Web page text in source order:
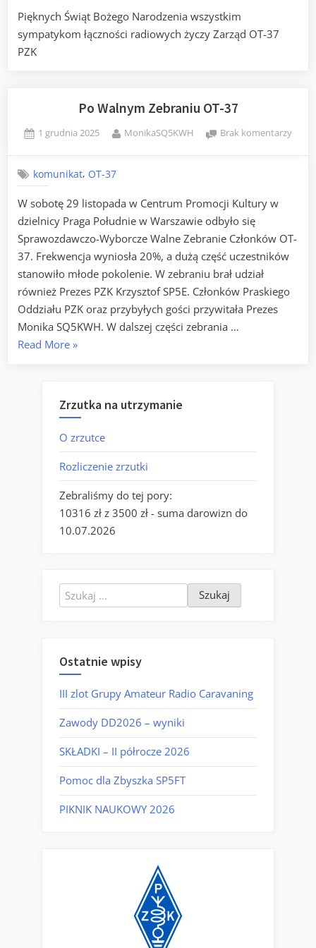
Pięknych Świąt Bożego Narodzenia wszystkim
sympatykom łączności radiowych życzy Zarząd OT-37
PZK
Po Walnym Zebraniu OT-37
Posted
1 grudnia 2025 By
MonikaSQ5KWH Brak komentarzydo
komunikat, OT-37
W sobotę 29 listopada w Centrum Promocji Kultury w
dzielnicy Praga Południe w Warszawie odbyło się
Sprawozdawczo-Wyborcze Walne Zebranie Członków OT-
37. Frekwencja wyniosła 20%, a dużą część uczestników
stanowiło młode pokolenie. W zebraniu brał udział
również Prezes PZK Krzysztof SP5E. Członków Praskiego
Oddziału PZK oraz przybyłych gości przywitała Prezes
Monika SQ5KWH. W dalszej części zebrania …
Read More„Po
37”
»
Zrzutka na utrzymanie
O zrzutce
Rozliczenie zrzutki
Zebraliśmy do tej pory:
10316 zł z 3500 zł - suma darowizn do
10.07.2026
Szukaj:
Ostatnie wpisy
III zlot Grupy Amateur Radio Caravaning
Zawody DD2026 – wyniki
SKŁADKI – II półrocze 2026
Pomoc dla Zbyszka SP5FT
PIKNIK NAUKOWY 2026